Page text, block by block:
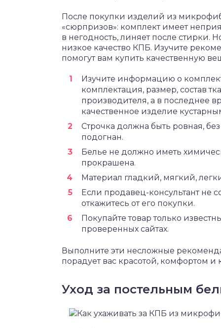
После покупки изделий из
«сюрпризов»: комплект имеет
в негодность, линяет после стирки.
низкое качество КПБ. Изучите
помогут вам купить качественную
Изучите информацию о
комплектация, размер, состав
производителя, а в последнее
качественное изделие
Строчка должна быть ровная,
подогнан.
Белье не должно иметь
прокрашена.
Материал гладкий, мягкий,
Если продавец-консультант не
откажитесь от его покупки.
Покупайте товар только
проверенных сайтах.
Выполните эти несложные
порадует вас красотой, комфортом и
Уход за постельным